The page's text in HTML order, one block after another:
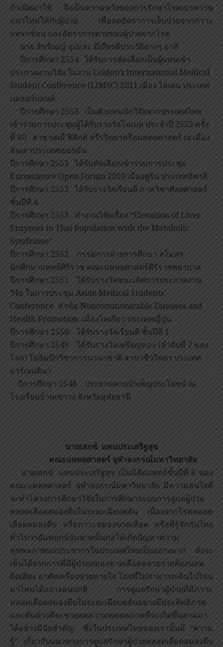
กำเนิดมาใช้ จึงเป็นความหวังของการรักษาโรคเบาหวาน
แนวใหม่ให้กับผู้ป่วย เพื่อลดอัตราการเจ็บป่วยจากภาวะ
แทรกซ้อน และอัตราการตายของผู้ป่วยจากโรค
นาย สิขริณญ์ อุปะละ มีเกียรติประวัติต่างๆ อาทิ
ปีการศึกษา 2554 ได้รับการคัดเลือกเป็นผู้แทนเข้า
ประกวดงานวิจัย ในงาน Leiden’s International Medical
Student Conference (LIMSC) 2011 เมือง ไลเดน ประเทศ
เนเธอร์แลนด์
ปีการศึกษา 2553 เป็นตัวแทนนักวิจัยจากประเทศไทย
เข้าร่วมการประชุมผู้ได้รับรางวัลโนเบล ประจำปี 2553 ครั้ง
ที่ 60 สาขาเคมี ฟิสิกส์ สรีรวิทยาหรือแพทยศาสตร์ ณ เมือง
ลินเดาประเทศเยอรมัน
ปีการศึกษา 2553 ได้รับคัดเลือกเข้าร่วมการประชุม
Euroscience Open Forum 2010 เมืองตูริน ประเทศอิตาลี
ปีการศึกษา 2553 ได้รับรางวัลเรียนดี ภาควิชาศัลยศาสตร์
ชั้นปีที่ 4
ปีการศึกษา 2553 ทำงานวิจัยเรื่อง “Elevation of Liver
Enzymes in Thai Population with the Metabolic
Syndrome”
ปีการศึกษา 2552 กรรมการฝ่ายการศึกษา สโมสร
นักศึกษาแพทย์ศิริราช คณะแพทยศาสตร์ศิริราชพยาบาล
ปีการศึกษา 2551 ได้รับรางวัลชนะเลิศการประกวดงาน
วิจัย ในการประชุม Asian Medical Students’
Conference หัวข้อ Noncommunicable Diseases and
Health Promotion เมืองโตเกียว ประเทศญี่ปุ่น
ปีการศึกษา 2550 ได้รับรางวัลเรียนดี ชั้นปีที่ 1
ปีการศึกษา 2549 ได้รับรางวัลเหรียญทอง (ลำดับที่ 7 ของ
โลก) โอลิมปิกวิชาการนานาชาติ สาขาชีววิทยา ประเทศ
อาร์เจนตินา
ปีการศึกษา 2548 ประธานค่ายบำเพ็ญประโยชน์ ณ
โรงเรียนบ้านเขาวง จังหวัดอุทัยธานี
นายเสกข์ แทนประเสริฐสุข
คณะแพทยศาสตร์ จุฬาลงกรณ์มหาวิทยาลัย
นายเสกข์ แทนประเสริฐสุข เป็นนิสิตแพทย์ชั้นปีที่ 6 ของ
คณะแพทยศาสตร์ จุฬาลงกรณ์มหาวิทยาลัย มีความสนใจที่
จะทำโครงการศึกษาวิจัยในการศึกษาระบบการดูแลผู้ป่วย
หลอดเลือดสมองตีบในระยะเฉียบพลัน เนื่องจากโรคหลอด
เลือดสมองตีบ หรือภาวะสมองขาดเลือด หรือที่รู้จักกันโดย
ทั่วไปว่าอัมพฤกษ์อัมพาตนั้นก่อให้เกิดปัญหาความ
ทุพพลภาพแก่ประชากรในประเทศไทยเป็นอย่างมาก ดังจะ
เห็นได้จากการที่มีผู้ป่วยสมองขาดเลือดหลายรายต้องนอน
ติดเตียง อาศัยเครื่องช่วยหายใจ โดยที่ไม่สามารถเดินไปไหน
มาไหนได้อย่างคนปกติ การดูแลรักษาผู้ป่วยที่มีภาวะ
หลอดเลือดสมองตีบในระยะเฉียบพลันอย่างมีประสิทธิภาพ
และทันท่วงทีจะช่วยลดความทุพพลภาพที่จะเกิดขึ้นตามมา
ได้อย่างมีนัยสำคัญ ซึ่งในประเทศไทยของเรานั้นมี “ความ
รู้” เกี่ยวกับแนวทางการดูแลรักษาผู้ป่วยหลอดเลือดสมองตีบ